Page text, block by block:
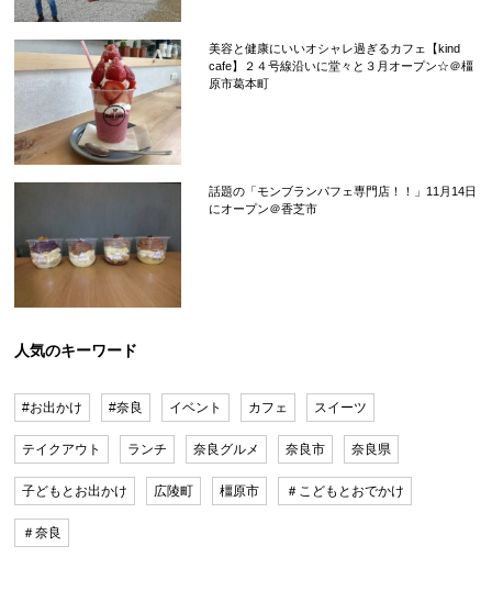
美容と健康にいいオシャレ過ぎるカフェ【kind
cafe】２４号線沿いに堂々と３月オープン☆＠橿
原市葛本町
話題の「モンブランパフェ専門店！！」11月14日
にオープン＠香芝市
人気のキーワード
#お出かけ #奈良 イベント カフェ スイーツ
テイクアウト ランチ 奈良グルメ 奈良市 奈良県
子どもとお出かけ 広陵町 橿原市 ＃こどもとおでかけ
＃奈良